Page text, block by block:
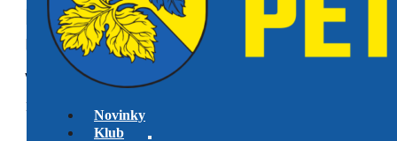
Novinky
Klub
RC Dragon vs. RK Petrovice
U14
venkovní utkání
14 září, 2025 @ 12:00